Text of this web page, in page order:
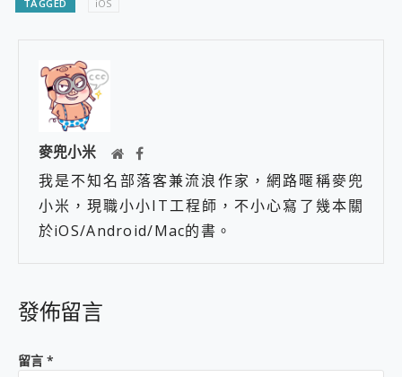
TAGGED iOS
麥兜小米
我是不知名部落客兼流浪作家，網路暱稱麥兜
小米，現職小小IT工程師，不小心寫了幾本關
於iOS/Android/Mac的書。
發佈留言
留言 *